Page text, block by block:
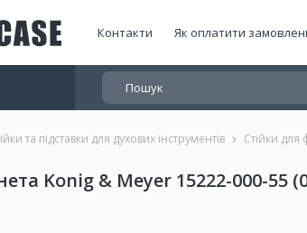
Контакти Як оплатити
та підставки для духових інструментів Стійки для
Konig & Meyer 15222-000-55